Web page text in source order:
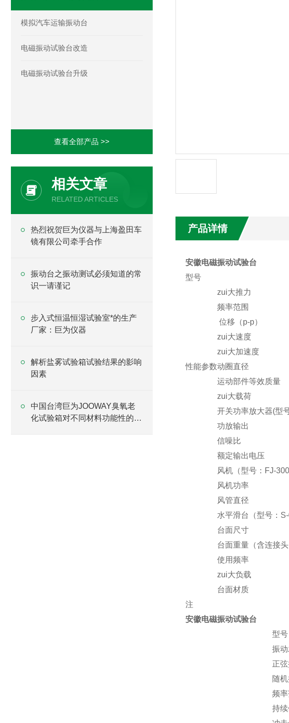
模拟汽车运输振动台
电磁振动试验台改造
电磁振动试验台升级
查看全部产品 >>
相关文章
RELATED ARTICLES
热烈祝贺巨为仪器与上海盈田车
镜有限公司牵手合作
振动台之振动测试必须知道的常
识一请谨记
步入式恒温恒湿试验室*的生产
厂家：巨为仪器
解析盐雾试验箱试验结果的影响
因素
中国台湾巨为JOOWAY臭氧老
化试验箱对不同材料功能性的体
产品详情
安徽电磁振动试验台
型号
性能参数
zui大推力
频率范围
位移（p-p）
zui大速度
zui大加速度
动圈直径
运动部件等效质量
zui大载荷
开关功率放大器(型
功放输出
信噪比
额定输出电压
风机（型号：FJ-300
风机功率
风管直径
水平滑台（型号：S-
台面尺寸
台面重量（含连接头
使用频率
zui大负载
台面材质
注
安徽电磁振动试验台
型号
振
正
随
频率
持